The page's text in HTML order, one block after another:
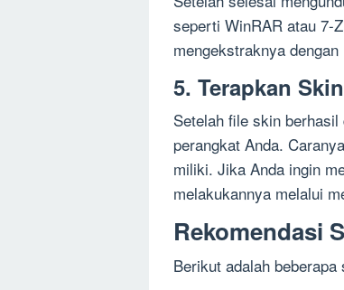
seperti WinRAR atau 7-
mengekstraknya dengan
5. Terapkan Skin
Setelah file skin
perangkat Anda.
miliki. Jika Anda ingin
melakukannya melalui
Rekomendasi
Berikut adalah